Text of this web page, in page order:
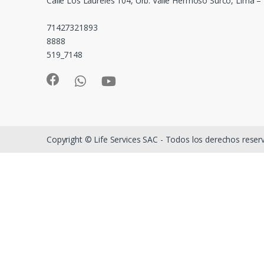
71427321893
8888
519_7148
Copyright © Life Services SAC - Todos los derechos